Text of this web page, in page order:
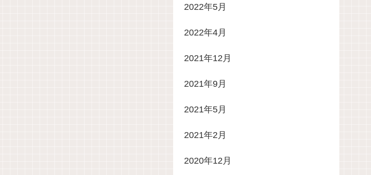
2022年5月
2022年4月
2021年12月
2021年9月
2021年5月
2021年2月
2020年12月